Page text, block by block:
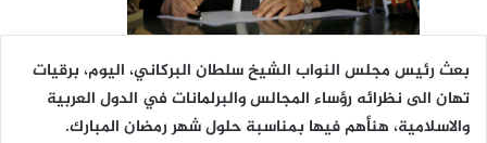
بعث رئيس مجلس النواب الشيخ سلطان البركاني، اليوم، برقيات
تهان الى نظرائه رؤساء المجالس والبرلمانات في الدول العربية
والاسلامية، هنأهم فيها بمناسبة حلول شهر رمضان المبارك.